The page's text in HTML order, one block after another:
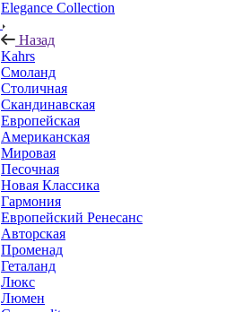
Elegance Collection
Назад
Kahrs
Смоланд
Столичная
Скандинавская
Европейская
Американская
Мировая
Песочная
Новая Классика
Гармония
Европейский Ренесанс
Авторская
Променад
Геталанд
Люкс
Люмен